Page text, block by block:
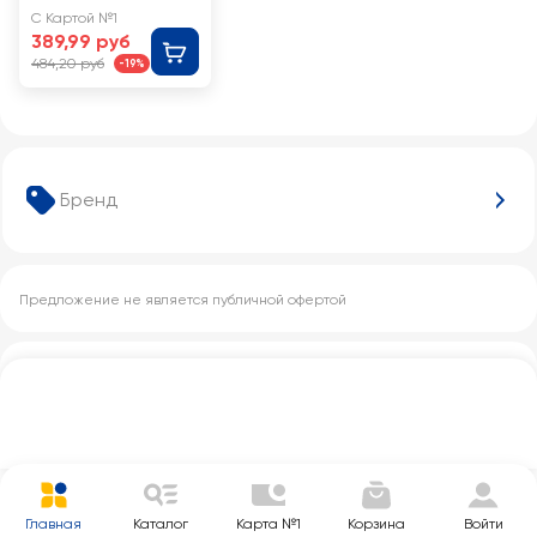
Бренд
Предложение не является публичной офертой
С Картой №1
389,99 руб
484,20 руб -19%
Главная Каталог Карта №1 Корзина Войти